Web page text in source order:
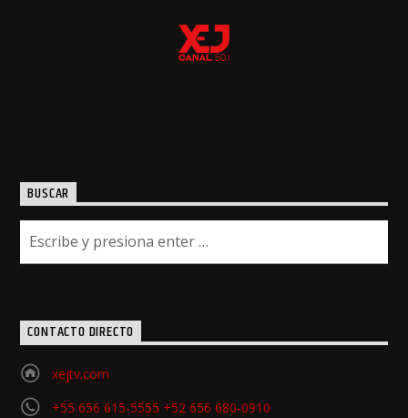
BUSCAR
CONTACTO DIRECTO
xejtv.com
+55 656 615-5555 +52 656 680-0910